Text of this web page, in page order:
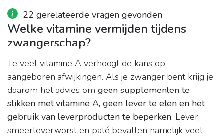
22 gerelateerde vragen gevonden
Welke vitamine vermijden tijdens
zwangerschap?
Te veel vitamine A verhoogt de kans op
aangeboren afwijkingen. Als je zwanger bent krijg je
daarom het advies om geen supplementen te
slikken met vitamine A, geen lever te eten en het
gebruik van leverproducten te beperken. Lever,
smeerleverworst en paté bevatten namelijk veel